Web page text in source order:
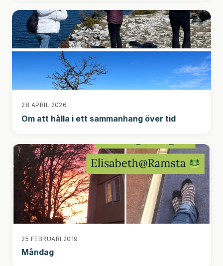
28 APRIL 2026
Om att hålla i ett sammanhang över tid
25 FEBRUARI 2019
Måndag